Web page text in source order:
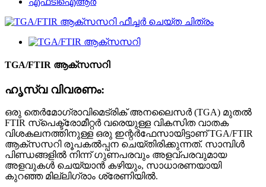
TGA/FTIR ആക്സസറി
ഹൃസ്വ വിവരണം:
ഒരു തെർമോഗ്രാവിമെട്രിക് അനലൈസർ (TGA) മുതൽ
FTIR സ്പെക്ട്രോമീറ്റർ വരെയുള്ള വികസിത വാതക
വിശകലനത്തിനുള്ള ഒരു ഇന്റർഫേസായിട്ടാണ് TGA/FTIR
ആക്സസറി രൂപകൽപ്പന ചെയ്തിരിക്കുന്നത്. സാമ്പിൾ
പിണ്ഡങ്ങളിൽ നിന്ന് ഗുണപരവും അളവ്പരവുമായ
അളവുകൾ ചെയ്യാൻ കഴിയും, സാധാരണയായി
കുറഞ്ഞ മില്ലിഗ്രാം ശ്രേണിയിൽ.